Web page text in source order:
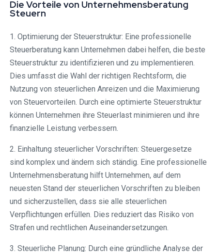
Die Vorteile von Unternehmensberatung
Steuern
1. Optimierung der Steuerstruktur: Eine professionelle
Steuerberatung kann Unternehmen dabei helfen, die beste
Steuerstruktur zu identifizieren und zu implementieren.
Dies umfasst die Wahl der richtigen Rechtsform, die
Nutzung von steuerlichen Anreizen und die Maximierung
von Steuervorteilen. Durch eine optimierte Steuerstruktur
können Unternehmen ihre Steuerlast minimieren und ihre
finanzielle Leistung verbessern.
2. Einhaltung steuerlicher Vorschriften: Steuergesetze
sind komplex und ändern sich ständig. Eine professionelle
Unternehmensberatung hilft Unternehmen, auf dem
neuesten Stand der steuerlichen Vorschriften zu bleiben
und sicherzustellen, dass sie alle steuerlichen
Verpflichtungen erfüllen. Dies reduziert das Risiko von
Strafen und rechtlichen Auseinandersetzungen.
3. Steuerliche Planung: Durch eine gründliche Analyse der